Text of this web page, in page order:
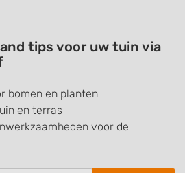
tips voor uw tuin via
bomen en planten
en terras
voor de